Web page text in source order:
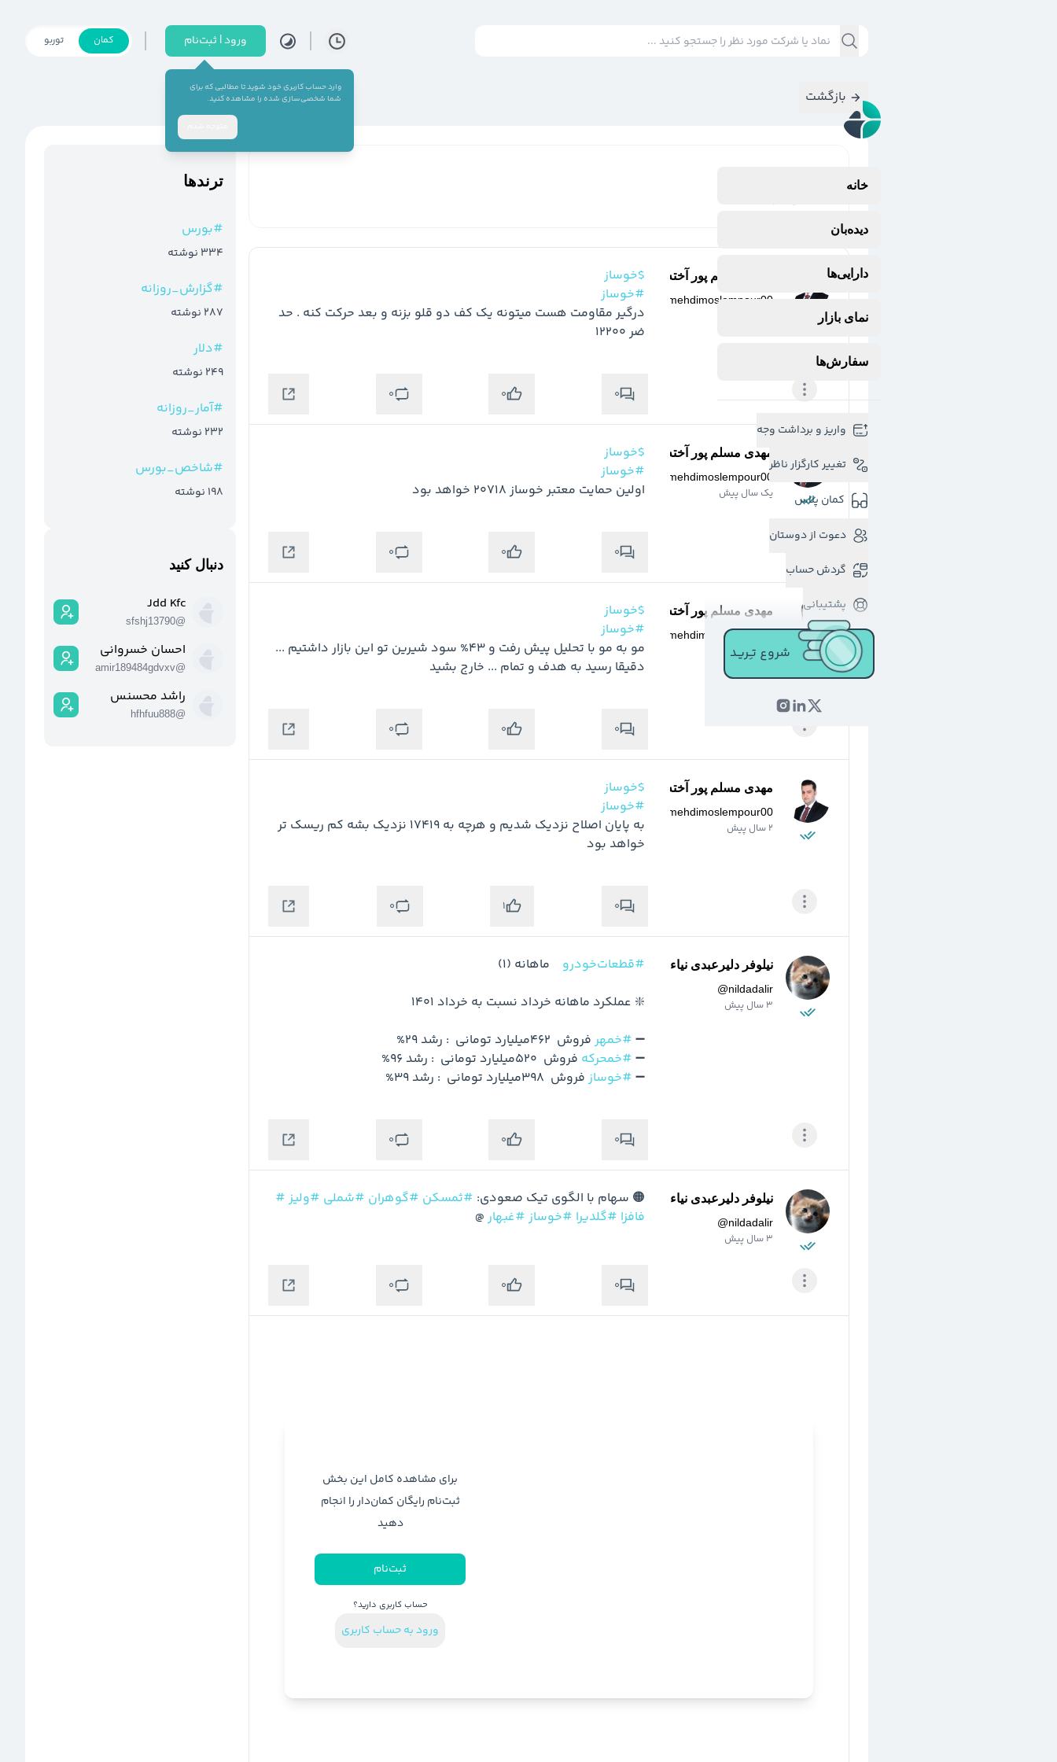
ورود | ثبت‌نام
وارد حساب کاربری خود شوید تا مطالبی که برای
شما شخصی‌سازی شده را مشاهده کنید.
کمان توربو
خانه
دیده‌بان
دارایی‌ها
نمای بازار
سفارش‌ها
واریز و برداشت وجه
تغییر کارگزار ناظر
کمان پلاس
دعوت از دوستان
متوجه شدم
گردش حساب
پشتیبانی
شروع تـِـریـد
بازگشت
مهدی مسلم پور آخته خانه
mehdimoslempour00
$خوساز
#خوساز
ضر 12200
0
0
0
مهدی مسلم پور آخته خانه
mehdimoslempour00
یک سال پیش
$خوساز
#خوساز
اولین حمایت معتبر خوساز 20718 خواهد بود
0
0
0
مهدی مسلم پور آخته خانه
mehdimoslempour00
2 سال پیش
$خوساز
#خوساز
دقیقا رسید به هدف و تمام ... خارج بشید
0
0
0
مهدی مسلم پور آخته خانه
mehdimoslempour00
2 سال پیش
$خوساز
#خوساز
خواهد بود
0
1
0
نیلوفر دلیرعبدی نیاء
@nildadalir
3 سال پیش
#قطعات‌خودرو
➖ #خمهر
➖ #خمحرکه
➖ #خوساز فروش  398میلیارد تومانی  : رشد 39%
0
0
0
نیلوفر دلیرعبدی نیاء
@nildadalir
3 سال پیش
🟠 سهام با الگوی تیک صعودی: #ثمسکن #گوهران #شملی #ولیز #
فافزا #گلدیرا #خوساز #غبهار @
0
0
0
برای مشاهده کامل این بخش
ثبت‌نام رایگان کمان‌دار را انجام
دهید
ثبت‌نام
حساب کاربری دارید؟
ورود به حساب کاربری
ترند‌ها
#بورس
334 نوشته
#گزارش_روزانه
287 نوشته
#دلار
249 نوشته
#آمار_روزانه
232 نوشته
#شاخص_بورس
198 نوشته
دنبال کنید
Jdd Kfc
@
sfshj13790
احسان خسروانی
@
amir189484gdvxv
راشد محسنس
@
hfhfuu888